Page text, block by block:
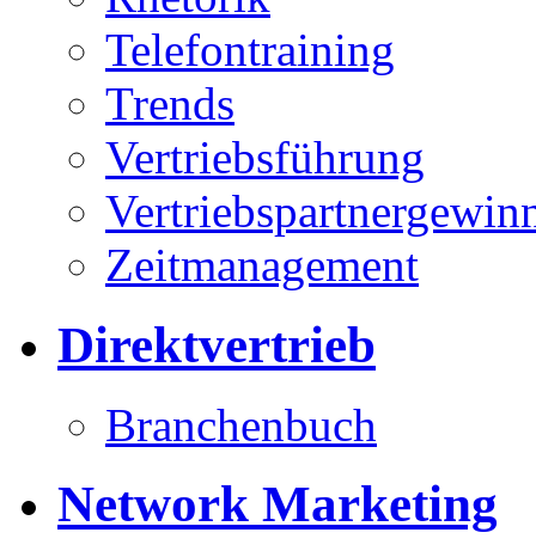
Telefontraining
Trends
Vertriebsführung
Zeitmanagement
Direktvertrieb
Branchenbuch
Network Marketing